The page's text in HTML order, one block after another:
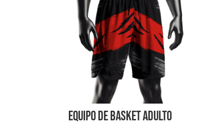
Equipo de basket adulto